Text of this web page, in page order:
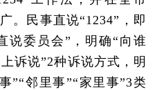
。民事直说“1234”，即
说委员会”，明确“向谁
诉说”2种诉说方式，明
”“邻里事”“家里事”3类